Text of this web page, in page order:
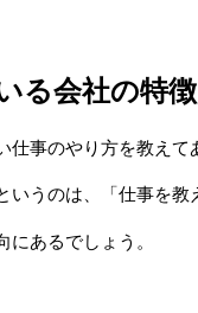
る会社の特徴
事のやり方を教えて
うのは、「仕事を教
あるでしょう。